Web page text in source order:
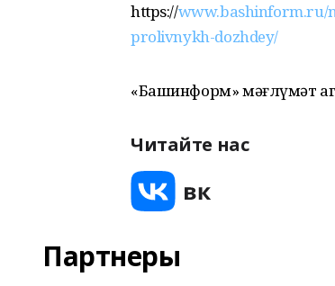
https://www.bashinform.ru/
prolivnykh-dozhdey/
«Башинформ» мәғлүмәт
Читайте нас
Партнеры